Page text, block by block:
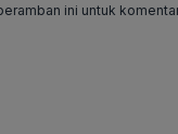
ini untuk